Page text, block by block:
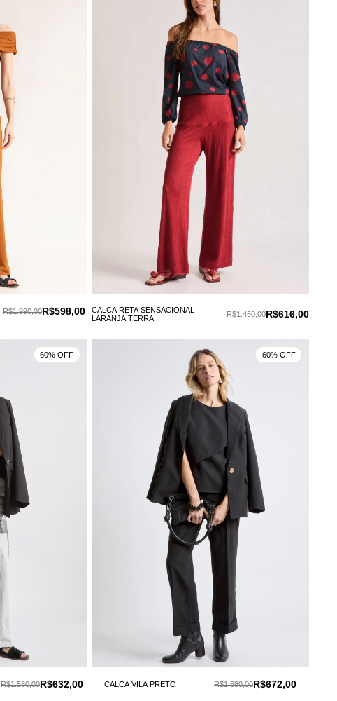
R$598,00
R$1.990,00
CALCA RETA SENSACIONAL
LARANJA TERRA
R$616,00
R$1.450,00
R$632,00
R$1.580,00
60% OFF
CALCA VILA PRETO R$672,00
R$1.680,00
60% OFF